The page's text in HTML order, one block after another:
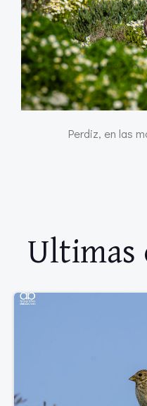
Perdiz, en las
Ultimas